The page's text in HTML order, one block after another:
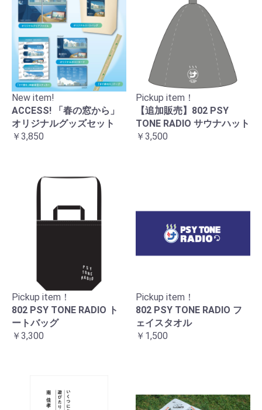
New item!
ACCESS! 「春の窓から」
オリジナルグッズセット
￥3,850
Pickup item！
【追加販売】802 PSY
TONE RADIO サウナハット
￥3,500
Pickup item！
802 PSY TONE RADIO ト
ートバッグ
￥3,300
Pickup item！
802 PSY TONE RADIO フ
ェイスタオル
￥1,500